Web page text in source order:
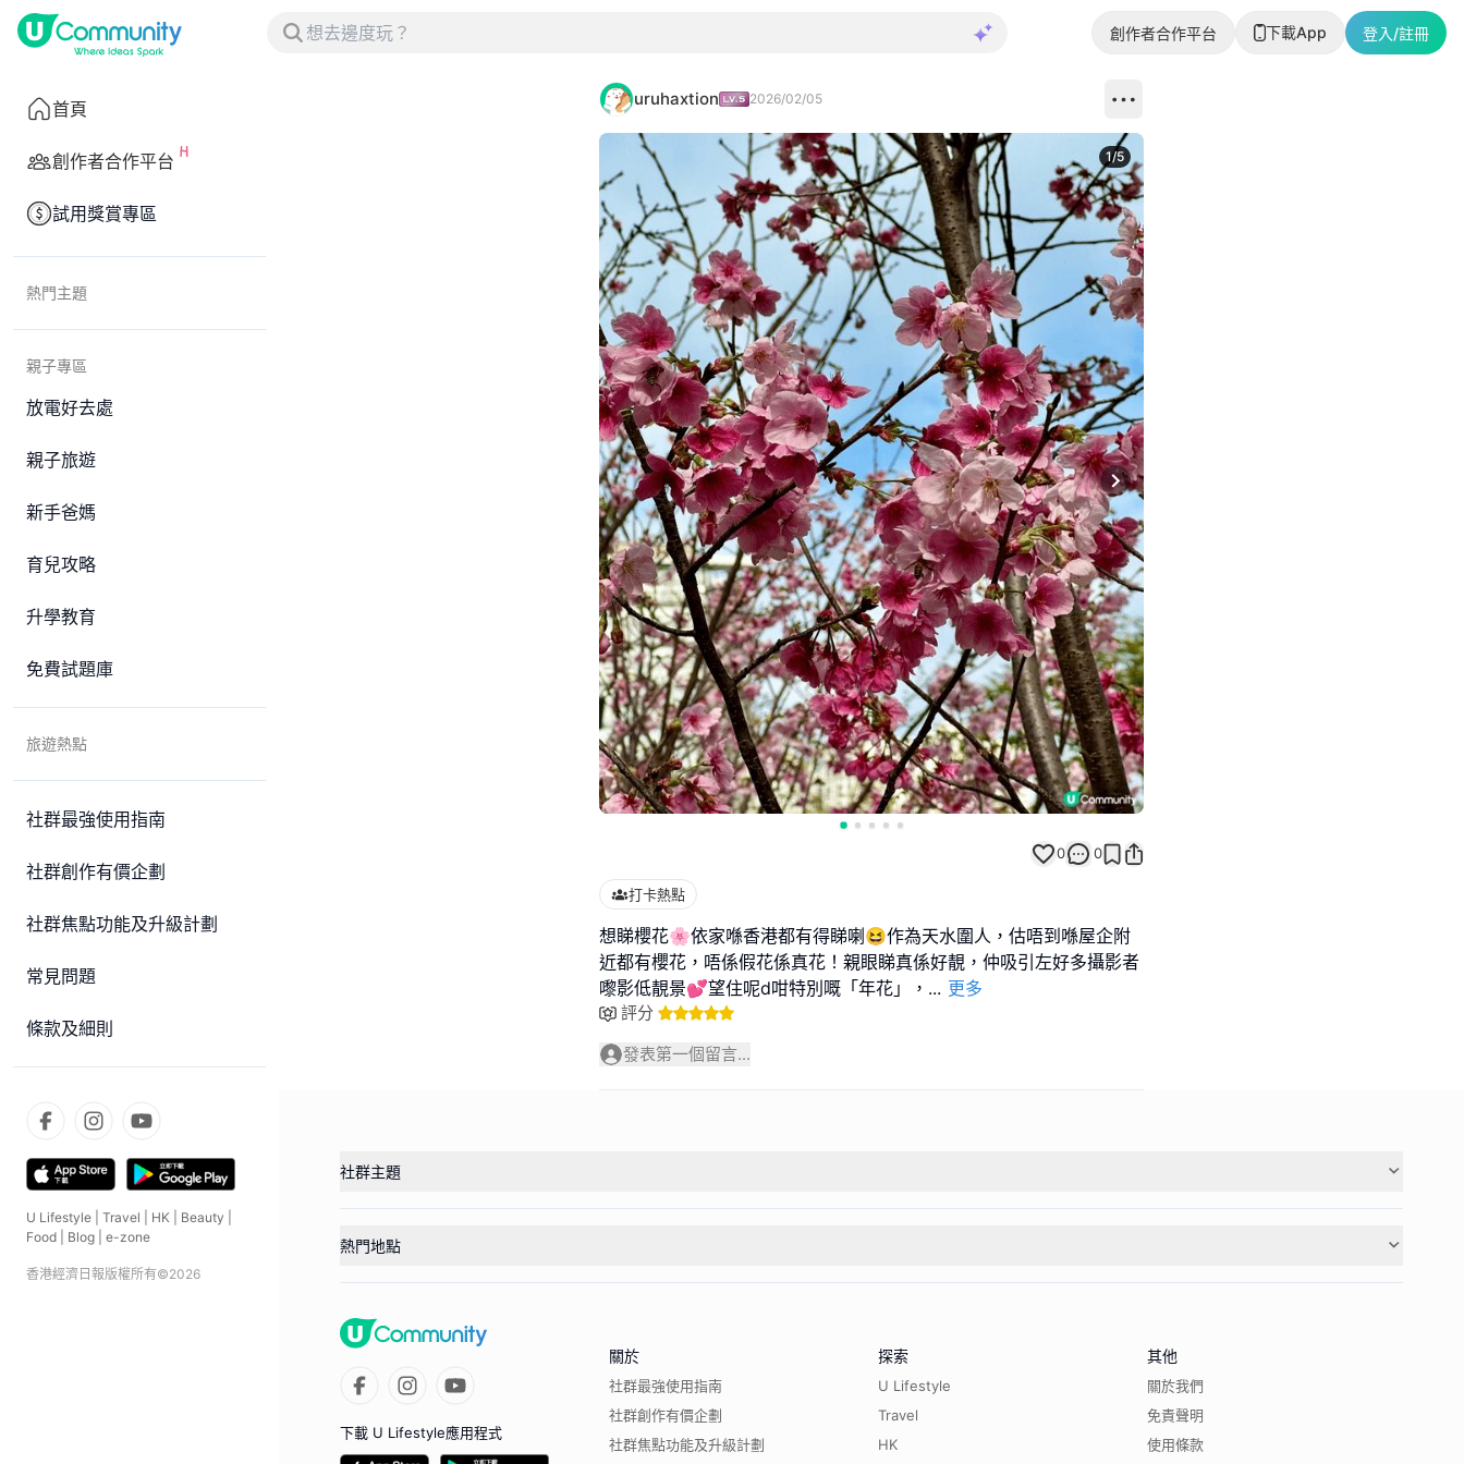
創作者合作平台 下載App 登入/註冊
首頁
創作者合作平台
試用獎賞專區
熱門主題
親子專區
放電好去處
親子旅遊
新手爸媽
育兒攻略
升學教育
免費試題庫
旅遊熱點
社群最強使用指南
社群創作有價企劃
社群焦點功能及升級計劃
常見問題
條款及細則
U Lifestyle Travel HK Beauty
Food
Blog e-zone
香港經濟日報版權所有©2026
uruhaxtion 2026/02/05
Next slide
1/5
0 0
打卡熱點
想睇櫻花🌸依家喺香港都有得睇喇😆作為天水圍人，估唔到喺屋企附
近都有櫻花，唔係假花係真花！親眼睇真係好靚，仲吸引左好多攝影者
嚟影低靚景💕望住呢d咁特別嘅「年花」， ... 更多
評分
發表第一個留言...
社群主題
熱門地點
下載 U Lifestyle應用程式
關於
社群最強使用指南
社群創作有價企劃
社群焦點功能及升級計劃
探索
U Lifestyle
Travel
HK
其他
關於我們
免責聲明
使用條款